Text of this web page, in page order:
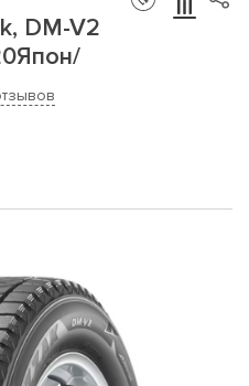
DM-V2